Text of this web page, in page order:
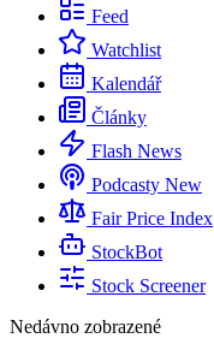
Feed
Watchlist
Kalendář
Články
Flash News
Podcasty New
Fair Price Index
StockBot
Stock Screener
Nedávno zobrazené